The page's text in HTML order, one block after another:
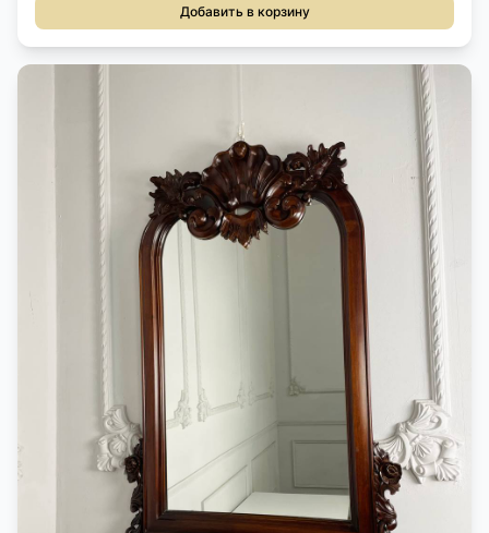
Добавить в корзину